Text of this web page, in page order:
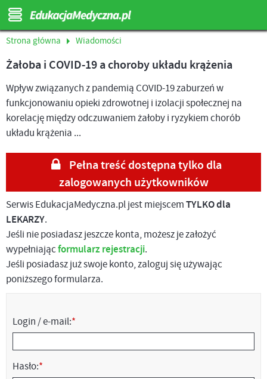
Strona główna Wiadomości
Żałoba i COVID-19 a choroby układu krążenia
Wpływ związanych z pandemią COVID-19 zaburzeń w
funkcjonowaniu opieki zdrowotnej i izolacji społecznej na
korelację między odczuwaniem żałoby i ryzykiem chorób
układu krążenia ...
Pełna treść dostępna tylko dla
zalogowanych użytkowników
Serwis EdukacjaMedyczna.pl jest miejscemTYLKO dla
LEKARZY.
Jeśli nie posiadasz jeszcze konta, możesz je założyć
wypełniającformularz rejestracji.
Jeśli posiadasz już swoje konto, zaloguj się używając
poniższego formularza.
Login / e-mail:*
Hasło:*